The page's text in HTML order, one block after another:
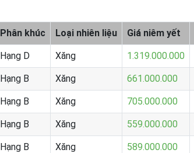
Phân khúc Loại nhiên liệu Giá niêm yết
Hạng D Xăng 1.319.000.000
Hạng B Xăng 661.000.000
Hạng B Xăng 705.000.000
Hạng B Xăng 559.000.000
Hạng B Xăng 589.000.000